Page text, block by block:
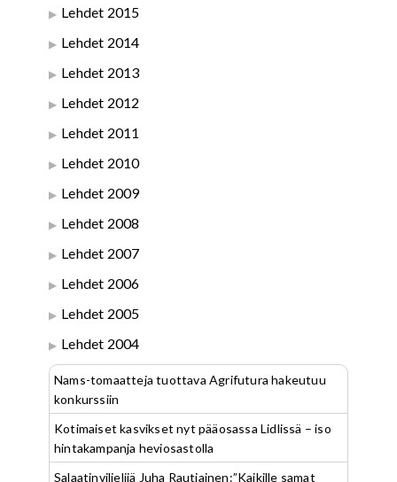
Lehdet 2015
Lehdet 2014
Lehdet 2013
Lehdet 2012
Lehdet 2011
Lehdet 2010
Lehdet 2009
Lehdet 2008
Lehdet 2007
Lehdet 2006
Lehdet 2005
Lehdet 2004
Nams-tomaatteja tuottava Agrifutura hakeutuu
konkurssiin
Kotimaiset kasvikset nyt pääosassa Lidlissä – iso
hintakampanja heviosastolla
Salaatinviljelijä Juha Rautiainen:”Kaikille samat